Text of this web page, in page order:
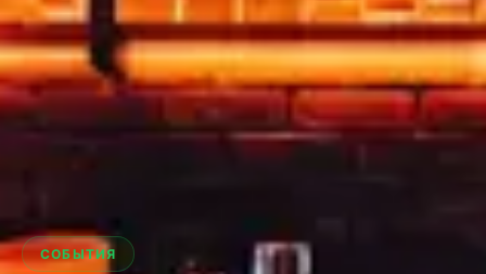
СОБЫТИЯ